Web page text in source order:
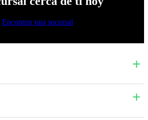
Encontrar una sucursal